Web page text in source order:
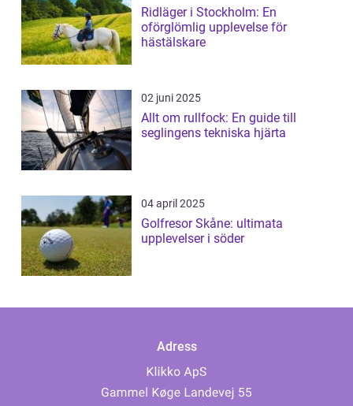
Ridläger i Stockholm: En
oförglömlig upplevelse för
hästälskare
02 juni 2025
Allt om rullfock: En guide till
seglingens tekniska hjärta
04 april 2025
Golfresor Skåne: ultimata
upplevelser i söder
Adress